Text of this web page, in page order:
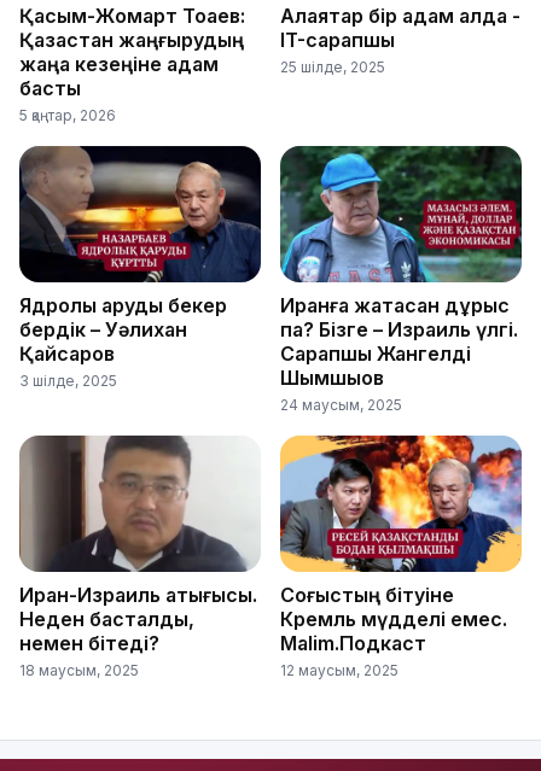
Қасым-Жомарт Тоқаев:
Қазақстан жаңғырудың
жаңа кезеңіне қадам
басты
5 қаңтар, 2026
Алаяқтар бір қадам алда -
IT-сарапшы
25 шілде, 2025
Ядролық қаруды бекер
бердік – Уәлихан
Қайсаров
3 шілде, 2025
Иранға жақтасқан дұрыс
па? Бізге – Израиль үлгі.
Сарапшы Жангелді
Шымшықов
24 маусым, 2025
Иран-Израиль қақтығысы.
Неден басталды,
немен бітеді?
18 маусым, 2025
Соғыстың бітуіне
Кремль мүдделі емес.
Malim.Подкаст
12 маусым, 2025